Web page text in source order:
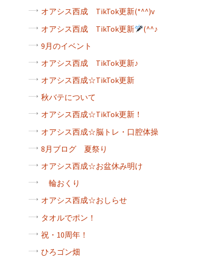
オアシス西成 TikTok更新(*^^)v
オアシス西成 TikTok更新
(^^♪
9月のイベント
オアシス西成 TikTok更新♪
オアシス西成☆TikTok更新
秋バテについて
オアシス西成☆TikTok更新！
オアシス西成☆脳トレ・口腔体操
8月ブログ 夏祭り
オアシス西成☆お盆休み明け
輪おくり
オアシス西成☆おしらせ
タオルでポン！
祝・10周年！
ひろゴン畑